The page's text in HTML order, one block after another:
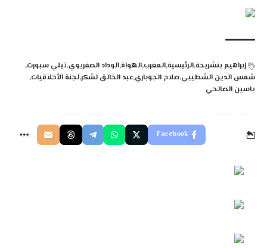
إبراهيم بنشريحةالرئيسيةالمغربالهواةالوداد الصفريوي تيلي سبورت
شمس الدين الشطيبيصلاح الجوباريعبد الخالق لشكرلجنة الأخلاقيات
ياسين الصالحي
Facebook